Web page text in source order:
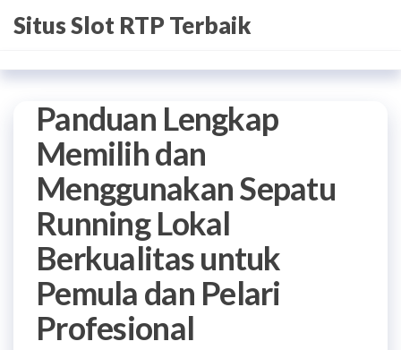
toSitus Slot RTP Terbaik
Panduan Lengkap
Memilih dan
Menggunakan Sepatu
Running Lokal
Berkualitas untuk
Pemula dan Pelari
Profesional